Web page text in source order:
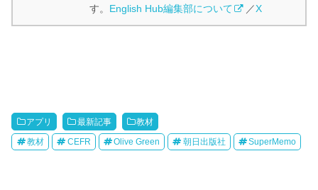
す。 English Hub編集部について ／X
アプリ 最新記事 教材
教材 CEFR Olive Green 朝日出版社 SuperMemo